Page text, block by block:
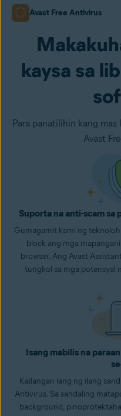
Avast Free Antivirus
kaysa sa
Para panatilihin kang
Avast
Suporta na anti-scam sa
Gumagamit kami ng
block ang mga
browser. Ang Avast
tungkol sa mga potensyal
Isang mabilis na
Kailangan lang ng ilang
Antivirus. Sa sandaling
background,